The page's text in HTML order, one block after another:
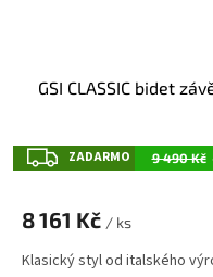
Z
D
A
ZADARMO 9 490 Kč
GSI CLASSIC bidet
8 161 Kč / ks
Klasický styl od italského